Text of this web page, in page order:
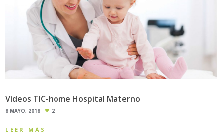
Vídeos TIC-home Hospital Materno
8 MAYO, 2018 2
LEER MÁS